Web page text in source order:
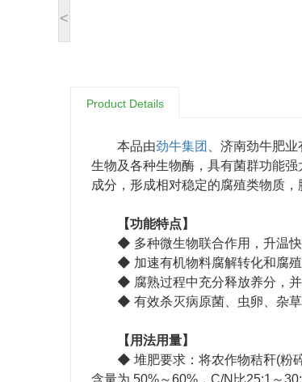
<
Product Details
本品由劲牛集团
、济南劲牛肥
生物及各种生物酶，具有菌群功能
成分，形成相对稳定的腐殖类物质，
【功能特点】
◆ 多种微生物联合作用，升温快
◆ 加速有机物料腐解转化和腐殖
◆ 腐熟过程中充分释放养分，并
◆ 有效杀灭病原菌、虫卵、杂草
【用法用量】
◆ 堆肥要求：将农作物秸秆(粉
含量为 50%～60%，C/N比25:1～